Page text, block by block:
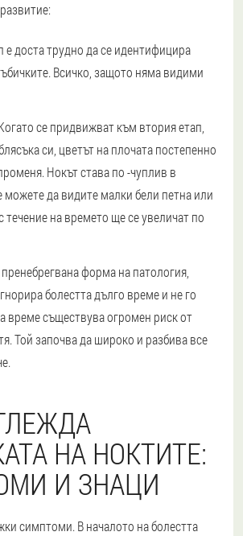
е доста трудно да се идентифицира
Всичко, защото няма видими
се придвижват към втория етап,
си, цветът на плочата постепенно
Нокът става по -чуплив в
можете да видите малки бели петна или
течение на времето ще се увеличат по
форма на патология,
болестта дълго време и не го
време съществува огромен риск от
Той започва да широко и разбива все
НА НОКТИТЕ:
И ЗНАЦИ
симптоми. В началото на болестта